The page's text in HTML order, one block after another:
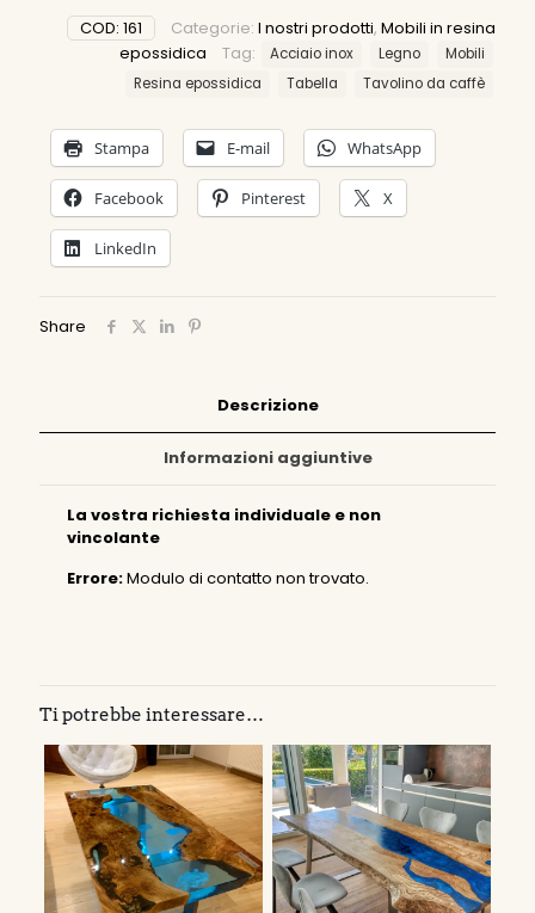
COD: 161 Categorie: I nostri prodotti, Mobili in resina
epossidica
Tag: Acciaio inox Legno
Mobili
Resina epossidica
Tabella Tavolino da caffè
Stampa E-mail WhatsApp
Facebook Pinterest X
LinkedIn
Share
Descrizione
Informazioni aggiuntive
La vostra richiesta individuale e non
vincolante
Errore:Modulo di contatto non trovato.
Ti potrebbe interessare…